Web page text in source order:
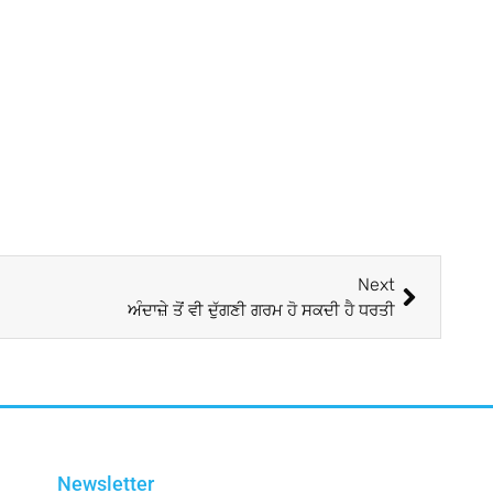
Next
ਅੰਦਾਜ਼ੇ ਤੋਂ ਵੀ ਦੁੱਗਣੀ ਗਰਮ ਹੋ ਸਕਦੀ ਹੈ ਧਰਤੀ
Newsletter